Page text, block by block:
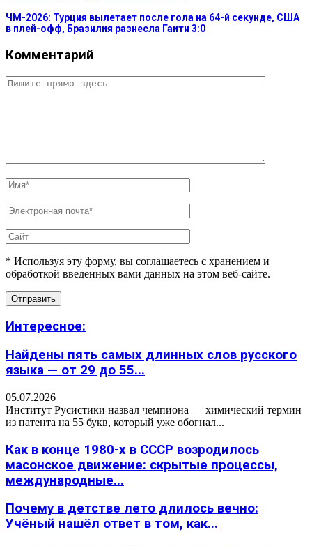
ЧМ-2026: Турция вылетает после гола на 64-й секунде, США
в плей-офф, Бразилия разнесла Гаити 3:0
Комментарий
* Используя эту форму, вы соглашаетесь с хранением и
обработкой введенных вами данных на этом веб-сайте.
Интересное:
Найдены пять самых длинных слов русского
языка — от 29 до 55...
05.07.2026
Институт Русистики назвал чемпиона — химический термин
из патента на 55 букв, который уже обогнал...
Как в конце 1980-х в СССР возродилось
масонское движение: скрытые процессы,
международные...
Почему в детстве лето длилось вечно:
Учёный нашёл ответ в том, как...